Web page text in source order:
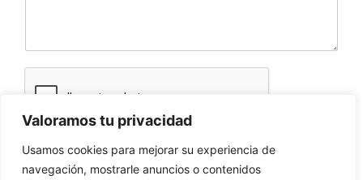
Valoramos tu privacidad
Usamos cookies para mejorar su experiencia de
navegación, mostrarle anuncios o contenidos
Enviar